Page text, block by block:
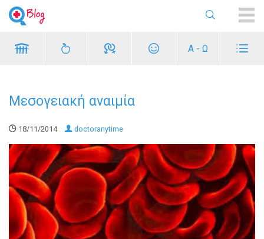
Α - Ω
Μεσογειακή αναιμία
18/11/2014 doctoranytime